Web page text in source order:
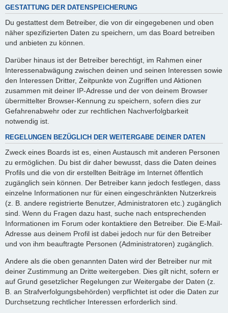
GESTATTUNG DER DATENSPEICHERUNG
Du gestattest dem Betreiber, die von dir eingegebenen und oben
näher spezifizierten Daten zu speichern, um das Board betreiben
und anbieten zu können.
Darüber hinaus ist der Betreiber berechtigt, im Rahmen einer
Interessenabwägung zwischen deinen und seinen Interessen sowie
den Interessen Dritter, Zeitpunkte von Zugriffen und Aktionen
zusammen mit deiner IP-Adresse und der von deinem Browser
übermittelter Browser-Kennung zu speichern, sofern dies zur
Gefahrenabwehr oder zur rechtlichen Nachverfolgbarkeit
notwendig ist.
REGELUNGEN BEZÜGLICH DER WEITERGABE DEINER DATEN
Zweck eines Boards ist es, einen Austausch mit anderen Personen
zu ermöglichen. Du bist dir daher bewusst, dass die Daten deines
Profils und die von dir erstellten Beiträge im Internet öffentlich
zugänglich sein können. Der Betreiber kann jedoch festlegen, dass
einzelne Informationen nur für einen eingeschränkten Nutzerkreis
(z. B. andere registrierte Benutzer, Administratoren etc.) zugänglich
sind. Wenn du Fragen dazu hast, suche nach entsprechenden
Informationen im Forum oder kontaktiere den Betreiber. Die E-Mail-
Adresse aus deinem Profil ist dabei jedoch nur für den Betreiber
und von ihm beauftragte Personen (Administratoren) zugänglich.
Andere als die oben genannten Daten wird der Betreiber nur mit
deiner Zustimmung an Dritte weitergeben. Dies gilt nicht, sofern er
auf Grund gesetzlicher Regelungen zur Weitergabe der Daten (z.
B. an Strafverfolgungsbehörden) verpflichtet ist oder die Daten zur
Durchsetzung rechtlicher Interessen erforderlich sind.